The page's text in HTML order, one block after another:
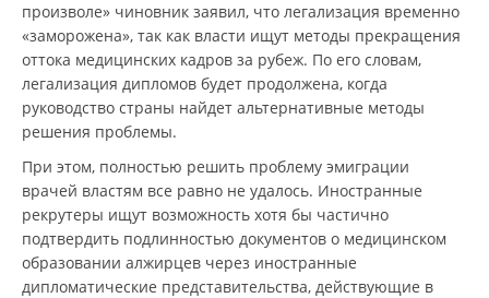
произволе» чиновник заявил, что легализация временно
«заморожена», так как власти ищут методы прекращения
оттока медицинских кадров за рубеж. По его словам,
легализация дипломов будет продолжена, когда
руководство страны найдет альтернативные методы
решения проблемы.
При этом, полностью решить проблему эмиграции
врачей властям все равно не удалось. Иностранные
рекрутеры ищут возможность хотя бы частично
подтвердить подлинностью документов о медицинском
образовании алжирцев через иностранные
дипломатические представительства, действующие в